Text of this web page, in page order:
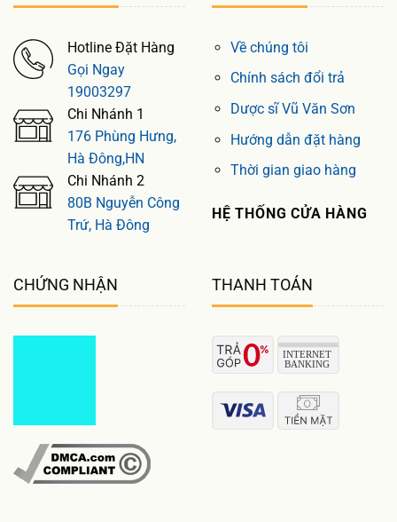
Hotline Đặt Hàng
Gọi Ngay
19003297
Chi Nhánh 1
176 Phùng Hưng,
Hà Đông,HN
Chi Nhánh 2
80B Nguyễn Công
Trứ, Hà Đông
Về chúng tôi
Chính sách đổi trả
Dược sĩ Vũ Văn Sơn
Hướng dẫn đặt hàng
Thời gian giao hàng
HỆ THỐNG CỬA HÀNG
CHỨNG NHẬN THANH TOÁN